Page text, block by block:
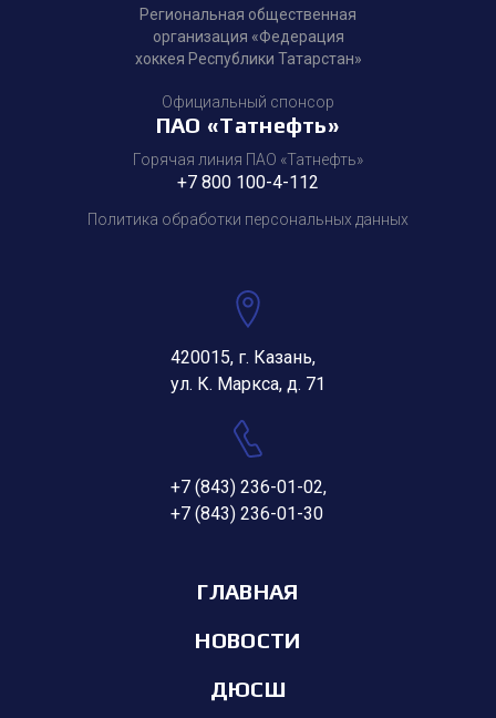
Региональная общественная
организация «Федерация
хоккея Республики Татарстан»
Официальный спонсор
ПАО «Татнефть»
Горячая линия ПАО «Татнефть»
+7 800 100-4-112
Политика обработки персональных данных
420015, г. Казань,
ул. К. Маркса, д. 71
+7 (843) 236-01-02,
+7 (843) 236-01-30
ГЛАВНАЯ
НОВОСТИ
ДЮСШ